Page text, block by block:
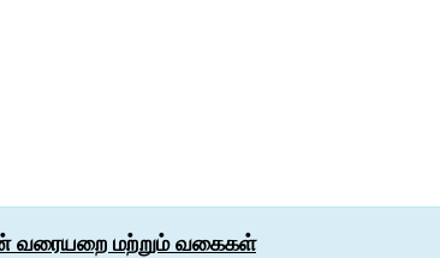
வரையறை மற்றும் வகைகள்